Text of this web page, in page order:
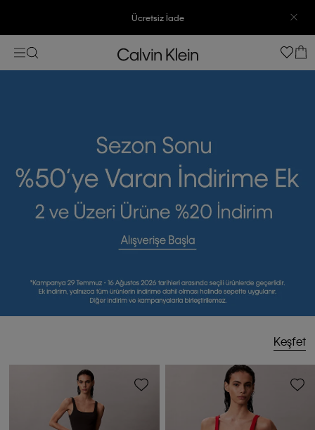
3500 TL Üzeri Ücretsiz Kargo
7500 TL Ve Üzeri Alışverişlerinizde 6 Taksit İmkanı
Keşfet